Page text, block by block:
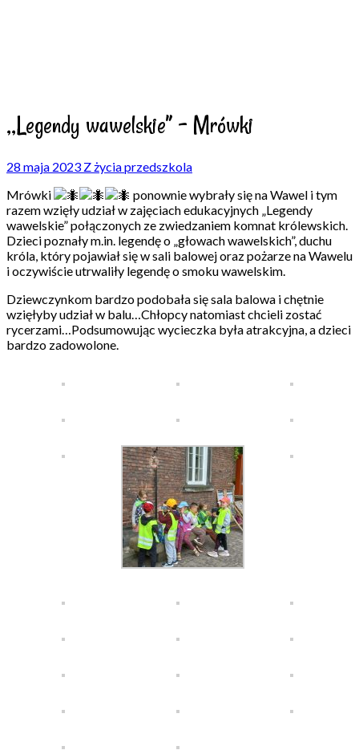
,,Legendy wawelskie” – Mrówki
28 maja 2023 Z życia przedszkola
Mrówki
ponownie wybrały się na Wawel i tym
razem wzięły udział w zajęciach edukacyjnych „Legendy
wawelskie” połączonych ze zwiedzaniem komnat królewskich.
Dzieci poznały m.in. legendę o „głowach wawelskich”, duchu
króla, który pojawiał się w sali balowej oraz pożarze na Wawelu
i oczywiście utrwaliły legendę o smoku wawelskim.
Dziewczynkom bardzo podobała się sala balowa i chętnie
wzięłyby udział w balu…Chłopcy natomiast chcieli zostać
rycerzami…Podsumowując wycieczka była atrakcyjna, a dzieci
bardzo zadowolone.